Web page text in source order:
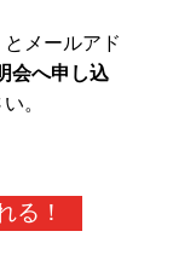
メールアド
会へ申し込
。
る！